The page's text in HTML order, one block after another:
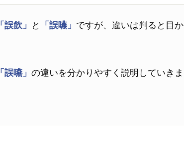
「誤飲」 と 「誤嚥」 ですが、違いは判ると目か
「誤嚥」の違いを分かりやすく説明していきま